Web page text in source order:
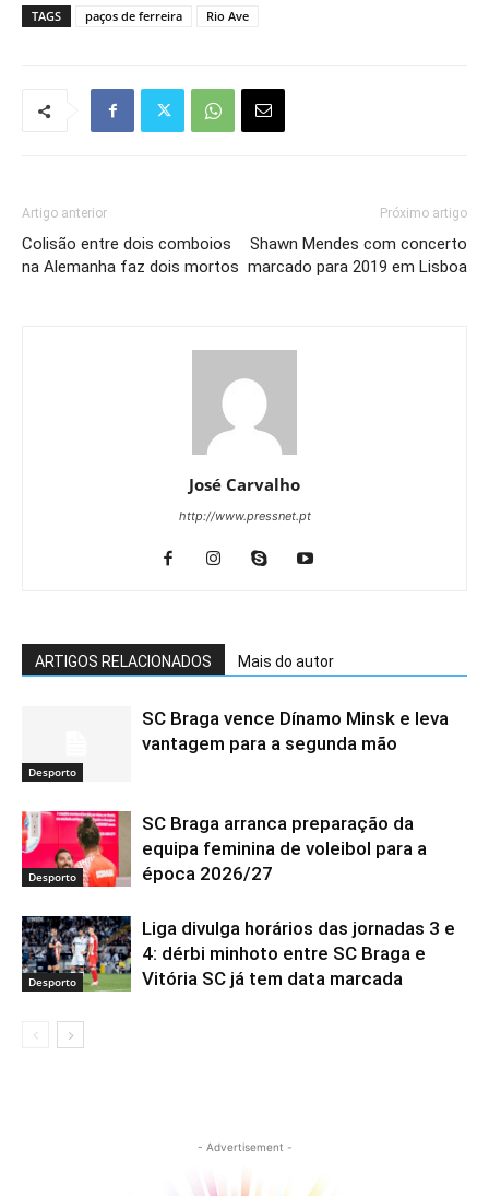
TAGS paços de ferreira Rio Ave
Artigo anterior
Colisão entre dois comboios
na Alemanha faz dois mortos
Próximo artigo
Shawn Mendes com concerto
marcado para 2019 em Lisboa
José Carvalho
http://www.pressnet.pt
ARTIGOS RELACIONADOS Mais do autor
Desporto
SC Braga vence Dínamo Minsk e leva
vantagem para a segunda mão
Desporto
SC Braga arranca preparação da
equipa feminina de voleibol para a
época 2026/27
Desporto
Liga divulga horários das jornadas 3 e
4: dérbi minhoto entre SC Braga e
Vitória SC já tem data marcada
- Advertisement -